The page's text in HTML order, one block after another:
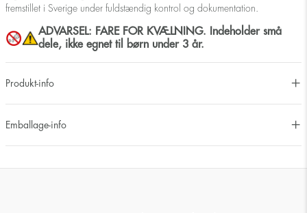
fremstillet i Sverige under fuldstændig kontrol og dokumentation.
ADVARSEL: FARE FOR KVÆLNING. Indeholder små
dele, ikke egnet til børn under 3 år.
Produkt-info
Emballage-info